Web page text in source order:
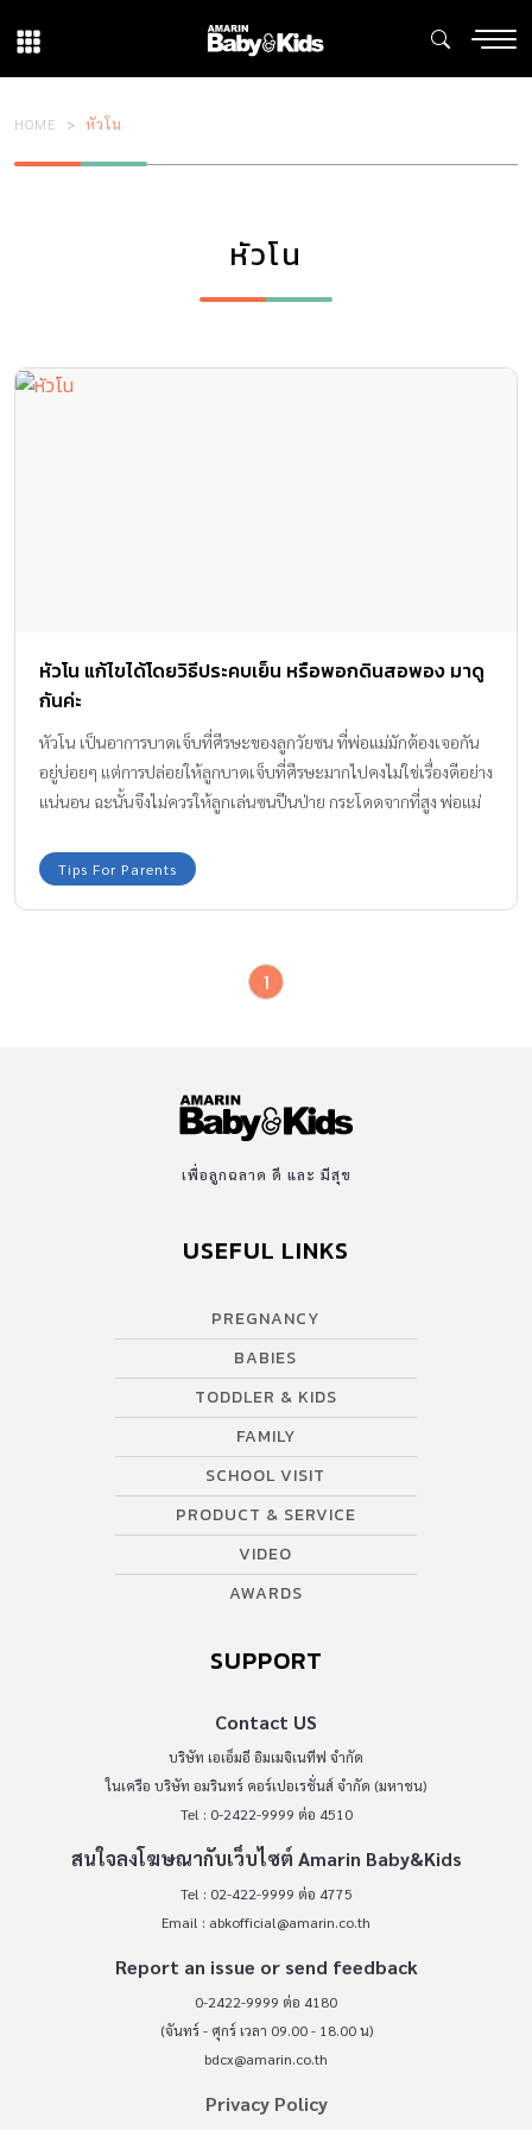
HOME หัวโน
หัวโน
หัวโน แก้ไขได้โดยวิธีประคบเย็น หรือพอกดินสอพอง มาดู
กันค่ะ
หัวโน เป็นอาการบาดเจ็บที่ศีรษะของลูกวัยซน ที่พ่อแม่มักต้องเจอกัน
อยู่บ่อยๆ แต่การปล่อยให้ลูกบาดเจ็บที่ศีรษะมากไปคงไม่ใช่เรื่องดีอย่าง
แน่นอน ฉะนั้นจึงไม่ควรให้ลูกเล่นซนปีนป่าย กระโดดจากที่สูง พ่อแม่
Kids มีวิธีปฐมพยาบาลลูกหัวโน มาฝากกันค่ะ
Tips For Parents
1
เพื่อลูกฉลาด ดี และ มีสุข
USEFUL LINKS
PREGNANCY
BABIES
TODDLER & KIDS
FAMILY
SCHOOL VISIT
PRODUCT & SERVICE
VIDEO
AWARDS
SUPPORT
Contact US
บริษัท เอเอ็มอี อิมเมจิเนทีฟ จำกัด
ในเครือ บริษัท อมรินทร์ คอร์เปอเรชั่นส์ จำกัด (มหาชน)
Tel : 0-2422-9999 ต่อ 4510
สนใจลงโฆษณากับเว็บไซต์ Amarin Baby&Kids
Tel : 02-422-9999 ต่อ 4775
Email : abkofficial@amarin.co.th
Report an issue or send feedback
0-2422-9999 ต่อ 4180
(จันทร์ - ศุกร์ เวลา 09.00 - 18.00 น)
bdcx@amarin.co.th
Privacy Policy